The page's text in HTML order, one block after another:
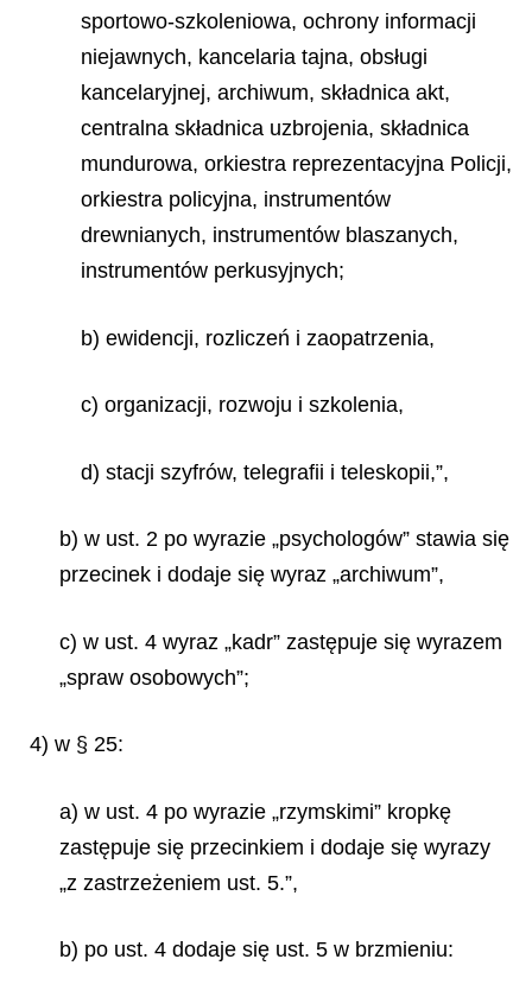
sportowo-szkoleniowa, ochrony informacji
niejawnych, kancelaria tajna, obsługi
kancelaryjnej, archiwum, składnica akt,
centralna składnica uzbrojenia, składnica
mundurowa, orkiestra reprezentacyjna Policji,
orkiestra policyjna, instrumentów
drewnianych, instrumentów blaszanych,
instrumentów perkusyjnych;
b) ewidencji, rozliczeń i zaopatrzenia,
c) organizacji, rozwoju i szkolenia,
d) stacji szyfrów, telegrafii i teleskopii,”,
b) w ust. 2 po wyrazie „psychologów” stawia się
przecinek i dodaje się wyraz „archiwum”,
c) w ust. 4 wyraz „kadr” zastępuje się wyrazem
„spraw osobowych”;
4) w § 25:
a) w ust. 4 po wyrazie „rzymskimi” kropkę
zastępuje się przecinkiem i dodaje się wyrazy
„z zastrzeżeniem ust. 5.”,
b) po ust. 4 dodaje się ust. 5 w brzmieniu: